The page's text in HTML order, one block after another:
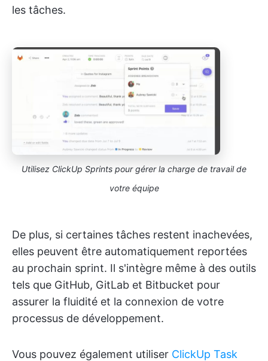
les tâches.
Utilisez ClickUp Sprints pour gérer la charge de travail de
votre équipe
De plus, si certaines tâches restent inachevées,
elles peuvent être automatiquement reportées
au prochain sprint. Il s'intègre même à des outils
tels que GitHub, GitLab et Bitbucket pour
assurer la fluidité et la connexion de votre
processus de développement.
Vous pouvez également utiliser ClickUp Task